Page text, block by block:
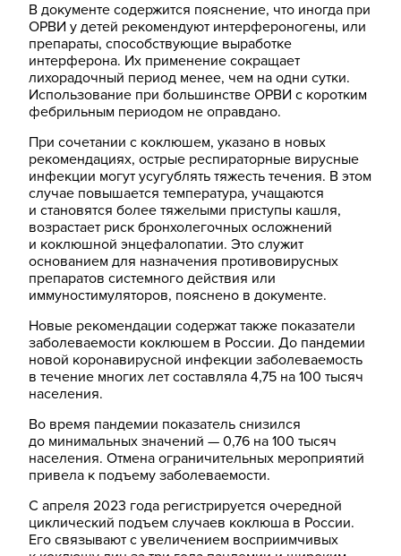
В документе содержится пояснение, что иногда при
ОРВИ у детей рекомендуют интерфероногены, или
препараты, способствующие выработке
интерферона. Их применение сокращает
лихорадочный период менее, чем на одни сутки.
Использование при большинстве ОРВИ с коротким
фебрильным периодом не оправдано.
При сочетании с коклюшем, указано в новых
рекомендациях, острые респираторные вирусные
инфекции могут усугублять тяжесть течения. В этом
случае повышается температура, учащаются
и становятся более тяжелыми приступы кашля,
возрастает риск бронхолегочных осложнений
и коклюшной энцефалопатии. Это служит
основанием для назначения противовирусных
препаратов системного действия или
иммуностимуляторов, пояснено в документе.
Новые рекомендации содержат также показатели
заболеваемости коклюшем в России. До пандемии
новой коронавирусной инфекции заболеваемость
в течение многих лет составляла 4,75 на 100 тысяч
населения.
Во время пандемии показатель снизился
до минимальных значений — 0,76 на 100 тысяч
населения. Отмена ограничительных мероприятий
привела к подъему заболеваемости.
С апреля 2023 года регистрируется очередной
циклический подъем случаев коклюша в России.
Его связывают с увеличением восприимчивых